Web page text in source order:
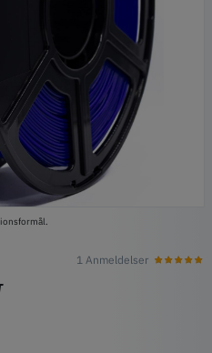
1 Anmeldelser